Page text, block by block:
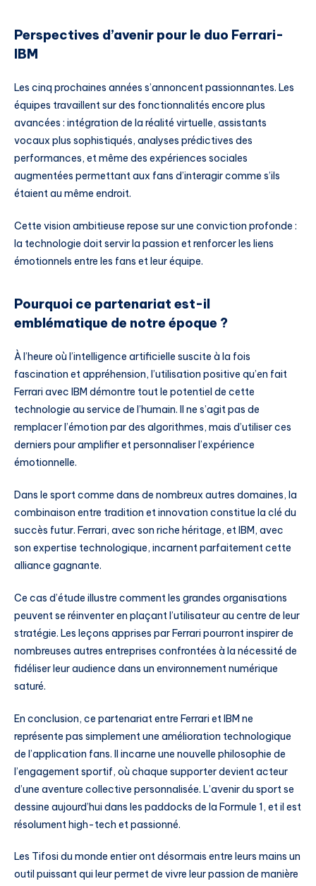
Perspectives d’avenir pour le duo Ferrari-
IBM
Les cinq prochaines années s’annoncent passionnantes. Les
équipes travaillent sur des fonctionnalités encore plus
avancées : intégration de la réalité virtuelle, assistants
vocaux plus sophistiqués, analyses prédictives des
performances, et même des expériences sociales
augmentées permettant aux fans d’interagir comme s’ils
étaient au même endroit.
Cette vision ambitieuse repose sur une conviction profonde :
la technologie doit servir la passion et renforcer les liens
émotionnels entre les fans et leur équipe.
Pourquoi ce partenariat est-il
emblématique de notre époque ?
À l’heure où l’intelligence artificielle suscite à la fois
fascination et appréhension, l’utilisation positive qu’en fait
Ferrari avec IBM démontre tout le potentiel de cette
technologie au service de l’humain. Il ne s’agit pas de
remplacer l’émotion par des algorithmes, mais d’utiliser ces
derniers pour amplifier et personnaliser l’expérience
émotionnelle.
Dans le sport comme dans de nombreux autres domaines, la
combinaison entre tradition et innovation constitue la clé du
succès futur. Ferrari, avec son riche héritage, et IBM, avec
son expertise technologique, incarnent parfaitement cette
alliance gagnante.
Ce cas d’étude illustre comment les grandes organisations
peuvent se réinventer en plaçant l’utilisateur au centre de leur
stratégie. Les leçons apprises par Ferrari pourront inspirer de
nombreuses autres entreprises confrontées à la nécessité de
fidéliser leur audience dans un environnement numérique
saturé.
En conclusion, ce partenariat entre Ferrari et IBM ne
représente pas simplement une amélioration technologique
de l’application fans. Il incarne une nouvelle philosophie de
l’engagement sportif, où chaque supporter devient acteur
d’une aventure collective personnalisée. L’avenir du sport se
dessine aujourd’hui dans les paddocks de la Formule 1, et il est
résolument high-tech et passionné.
Les Tifosi du monde entier ont désormais entre leurs mains un
outil puissant qui leur permet de vivre leur passion de manière